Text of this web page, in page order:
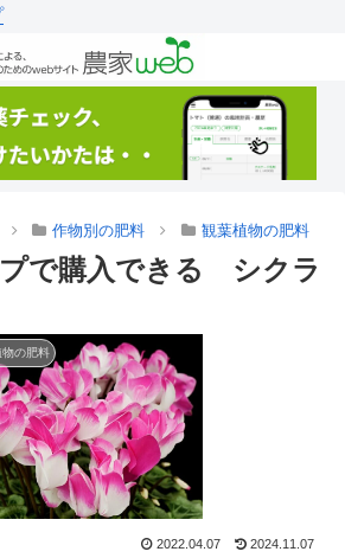
作物別の肥料 観葉植物の肥料
で購入できる シクラ
物の肥料
2022.04.07 2024.11.07